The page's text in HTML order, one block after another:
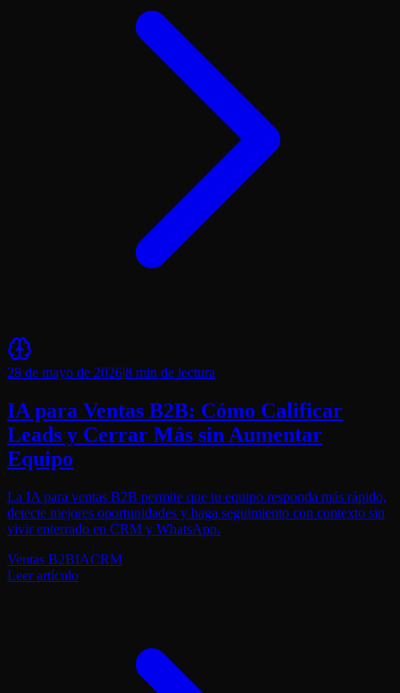
28 de mayo de 2026|8 min de lectura
IA para Ventas B2B: Cómo Calificar
Leads y Cerrar Más sin Aumentar
Equipo
La IA para ventas B2B permite que tu equipo responda más rápido,
detecte mejores oportunidades y haga seguimiento con contexto sin
vivir enterrado en CRM y WhatsApp.
Ventas B2BIACRM
Leer artículo